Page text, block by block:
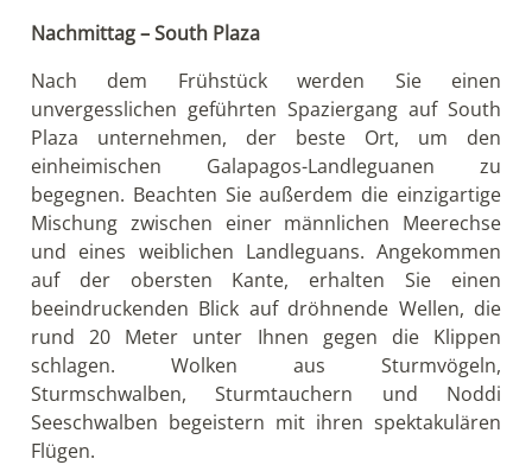
Nachmittag – South Plaza
Nach dem Frühstück werden Sie einen
unvergesslichen geführten Spaziergang auf South
Plaza unternehmen, der beste Ort, um den
einheimischen Galapagos-Landleguanen zu
begegnen. Beachten Sie außerdem die einzigartige
Mischung zwischen einer männlichen Meerechse
und eines weiblichen Landleguans. Angekommen
auf der obersten Kante, erhalten Sie einen
beeindruckenden Blick auf dröhnende Wellen, die
rund 20 Meter unter Ihnen gegen die Klippen
schlagen. Wolken aus Sturmvögeln,
Sturmschwalben, Sturmtauchern und Noddi
Seeschwalben begeistern mit ihren spektakulären
Flügen.